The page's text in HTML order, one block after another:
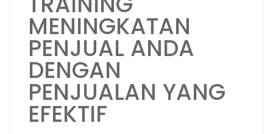
MENINGKATAN
PENJUAL ANDA
DENGAN
PENJUALAN YANG
EFEKTIF